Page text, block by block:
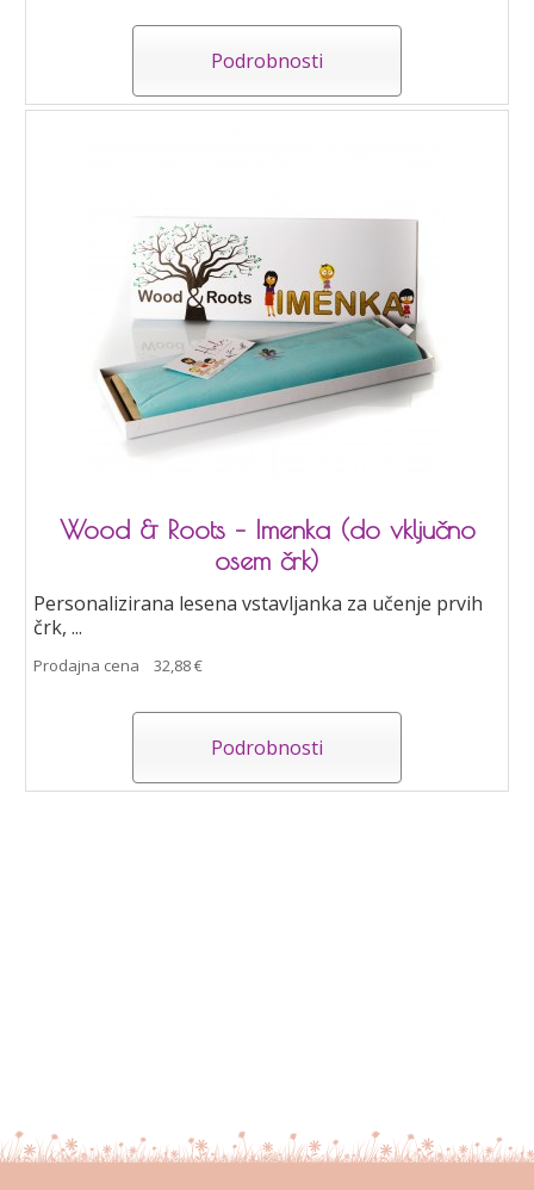
Podrobnosti
Wood & Roots – Imenka (do vključno
osem črk)
Personalizirana lesena vstavljanka za učenje prvih
črk, ...
Prodajna cena 32,88 €
Podrobnosti